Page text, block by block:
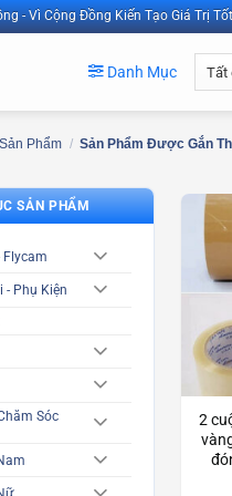
- Vì Cộng Đồng Kiến Tạo Giá Trị
Danh Mục
Sản Phẩm / Sản Phẩm Được Gắn
SẢN PHẨM
Flycam
- Phụ Kiện
Sóc
2